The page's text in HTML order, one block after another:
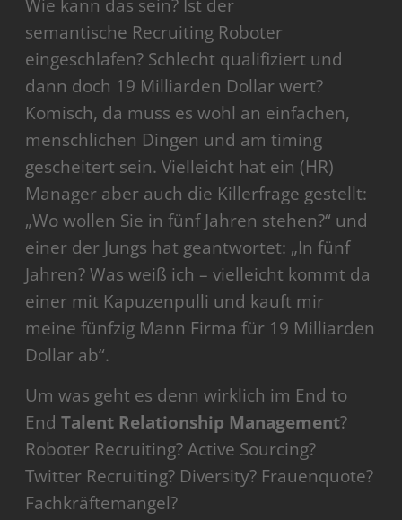
Wie kann das sein? Ist der
semantische Recruiting Roboter
eingeschlafen? Schlecht qualifiziert und
dann doch 19 Milliarden Dollar wert?
Komisch, da muss es wohl an einfachen,
menschlichen Dingen und am timing
gescheitert sein. Vielleicht hat ein (HR)
Manager aber auch die Killerfrage gestellt:
„Wo wollen Sie in fünf Jahren stehen?“ und
einer der Jungs hat geantwortet: „In fünf
Jahren? Was weiß ich – vielleicht kommt da
einer mit Kapuzenpulli und kauft mir
meine fünfzig Mann Firma für 19 Milliarden
Dollar ab“.
Um was geht es denn wirklich im End to
EndTalent Relationship Management?
Roboter Recruiting? Active Sourcing?
Twitter Recruiting? Diversity? Frauenquote?
Fachkräftemangel?